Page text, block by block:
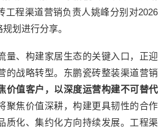
工程渠道营销负责人姚峰分别对2026
划进行分享。
量、构建家居生态的关键入口，正迎
的战略转型。东鹏瓷砖整装渠道营销
价值客户，以深度运营构建不可替代
聚焦价值深耕，构建更具韧性的合作
质化、集约化方向持续发展。工程渠